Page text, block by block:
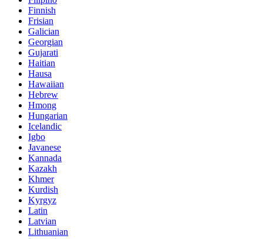
Finnish
Frisian
Galician
Georgian
Gujarati
Haitian
Hausa
Hawaiian
Hebrew
Hmong
Hungarian
Icelandic
Igbo
Javanese
Kannada
Kazakh
Khmer
Kurdish
Kyrgyz
Latin
Latvian
Lithuanian